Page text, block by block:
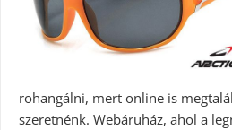
rohangálni, mert online is
szeretnénk. Webáruház, ahol a